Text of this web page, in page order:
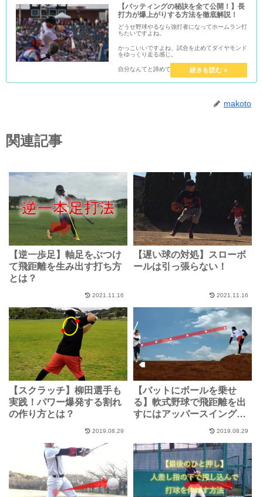
【バッティングの秘訣を全て公開！】長
打力が爆上がりする方法を徹底解説！
どうせ野球やるなら強打者になってホームラン打
ちたいですよね。
かっこいいですよね、試合を止めてダイヤモンド
をゆっくり走る感じ。
自分なんてと諦めている人もいるかもしれません
が、絶対そんなことはありません。
makoto
関連記事
【逆一歩足】軸足をぶつけ
て飛距離を生み出す打ち方
とは？
2021.11.16
【遅い球の対処】スローボ
ールは引っ張らない！
2021.11.16
【スクラッチ】柳田選手も
実践！パワー爆発する割れ
の作り方とは？
2019.08.29
【バットにボールを乗せ
る】軟式野球で飛距離を出
すにはアッパースイングが
2019.08.29